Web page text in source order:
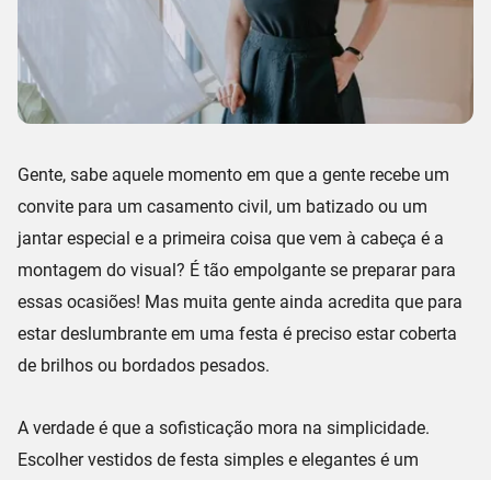
Gente, sabe aquele momento em que a gente recebe um
convite para um casamento civil, um batizado ou um
jantar especial e a primeira coisa que vem à cabeça é a
montagem do visual? É tão empolgante se preparar para
essas ocasiões! Mas muita gente ainda acredita que para
estar deslumbrante em uma festa é preciso estar coberta
de brilhos ou bordados pesados.
A verdade é que a sofisticação mora na simplicidade.
Escolher vestidos de festa simples e elegantes é um